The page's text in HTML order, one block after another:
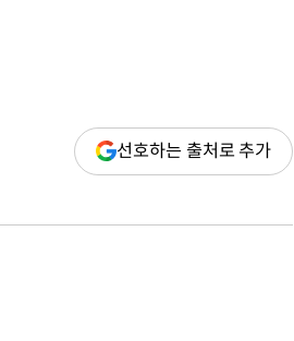
선호하는 출처로 추가(새
창